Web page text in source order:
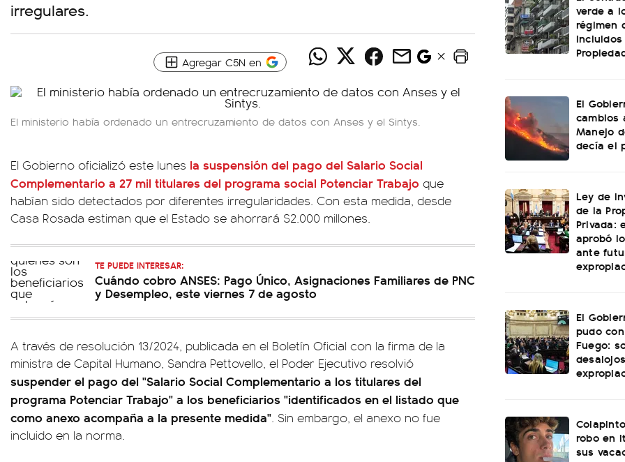
irregulares.
Agregar C5N en
El ministerio había ordenado un entrecruzamiento de datos con Anses y el Sintys.
El Gobierno oficializó este lunes la suspensión del pago del Salario Social
Complementario a 27 mil titulares del programa social Potenciar Trabajo que
habían sido detectados por diferentes irregularidades. Con esta medida, desde
Casa Rosada estiman que el Estado se ahorrará $2.000 millones.
TE PUEDE INTERESAR:
Cuándo cobro ANSES: Pago Único, Asignaciones Familiares de PNC
y Desempleo, este viernes 7 de agosto
A través de resolución 13/2024, publicada en el Boletín Oficial con la firma de la
ministra de Capital Humano, Sandra Pettovello, el Poder Ejecutivo resolvió
suspender el pago del "Salario Social Complementario a los titulares del
programa Potenciar Trabajo" a los beneficiarios "identificados en el listado que
como anexo acompaña a la presente medida". Sin embargo, el anexo no fue
incluido en la norma.
verde a
régimen
El
cambios
Manejo
decía el
Ley de
de la
Privada:
aprobó
ante
El
pudo
Fuego:
robo en
sus